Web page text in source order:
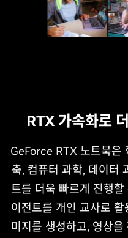
RTX 가속화로
GeForce RTX 노트북은
축, 컴퓨터 과학, 데이터
트를 더욱 빠르게 진행할
이전트를 개인 교사로 활
미지를 생성하고, 영상